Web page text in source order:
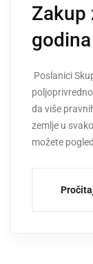
Zakup
godina
Poslanici
da više
zemlje u
možete